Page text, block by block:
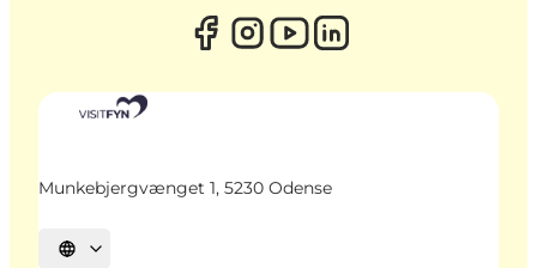
Munkebjergvænget 1, 5230 Odense
Vælg sprog